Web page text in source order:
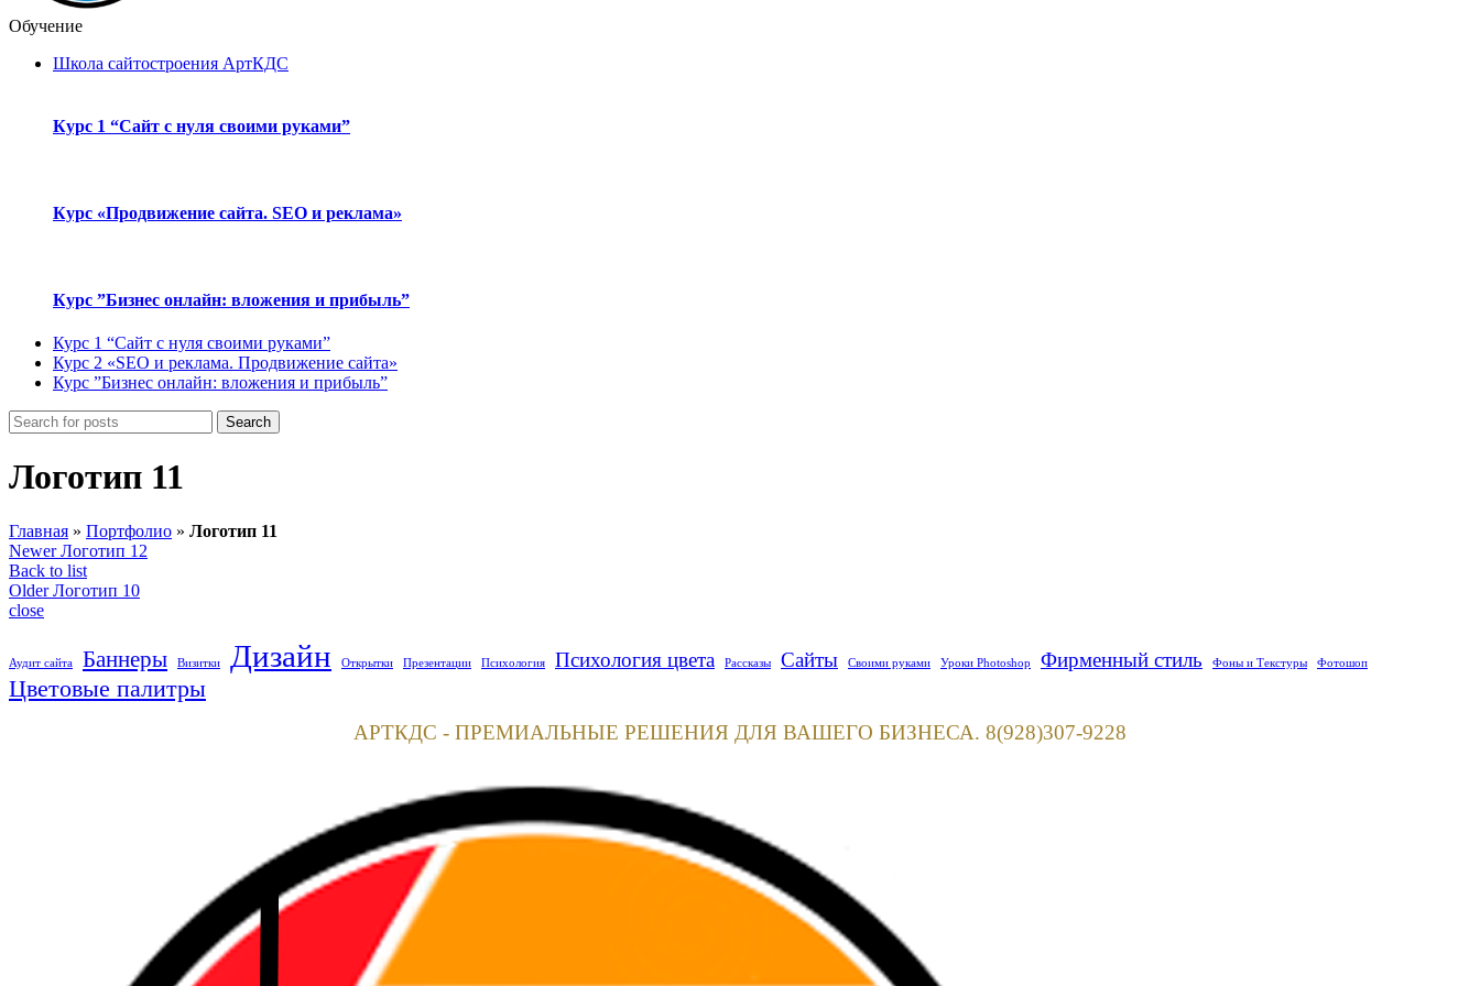
Обучение
Школа сайтостроения АртКДС
Курс 1 “Сайт с нуля своими руками”
Курс «Продвижение сайта. SEO и реклама»
Курс ”Бизнес онлайн: вложения и прибыль”
Курс 1 “Сайт с нуля своими руками”
Курс 2 «SEO и реклама. Продвижение сайта»
Курс ”Бизнес онлайн: вложения и прибыль”
Search
Логотип 11
Главная » Портфолио » Логотип 11
Newer Логотип 12
Back to list
Older Логотип 10
close
Аудит сайта Баннеры Визитки Дизайн Открытки Презентации Психология Психология цвета Рассказы Сайты Своими руками Уроки Photoshop Фирменный стиль Фоны и Текстуры Фотошоп
Цветовые палитры
АРТКДС - ПРЕМИАЛЬНЫЕ РЕШЕНИЯ ДЛЯ ВАШЕГО БИЗНЕСА. 8(928)307-9228